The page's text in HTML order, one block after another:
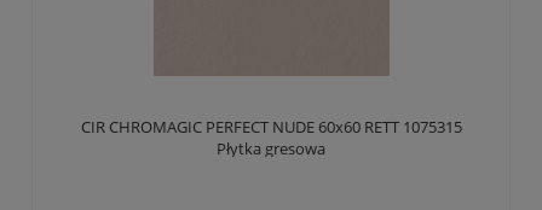
CIR CHROMAGIC PERFECT NUDE 60x60 RETT 1075315
Płytka gresowa